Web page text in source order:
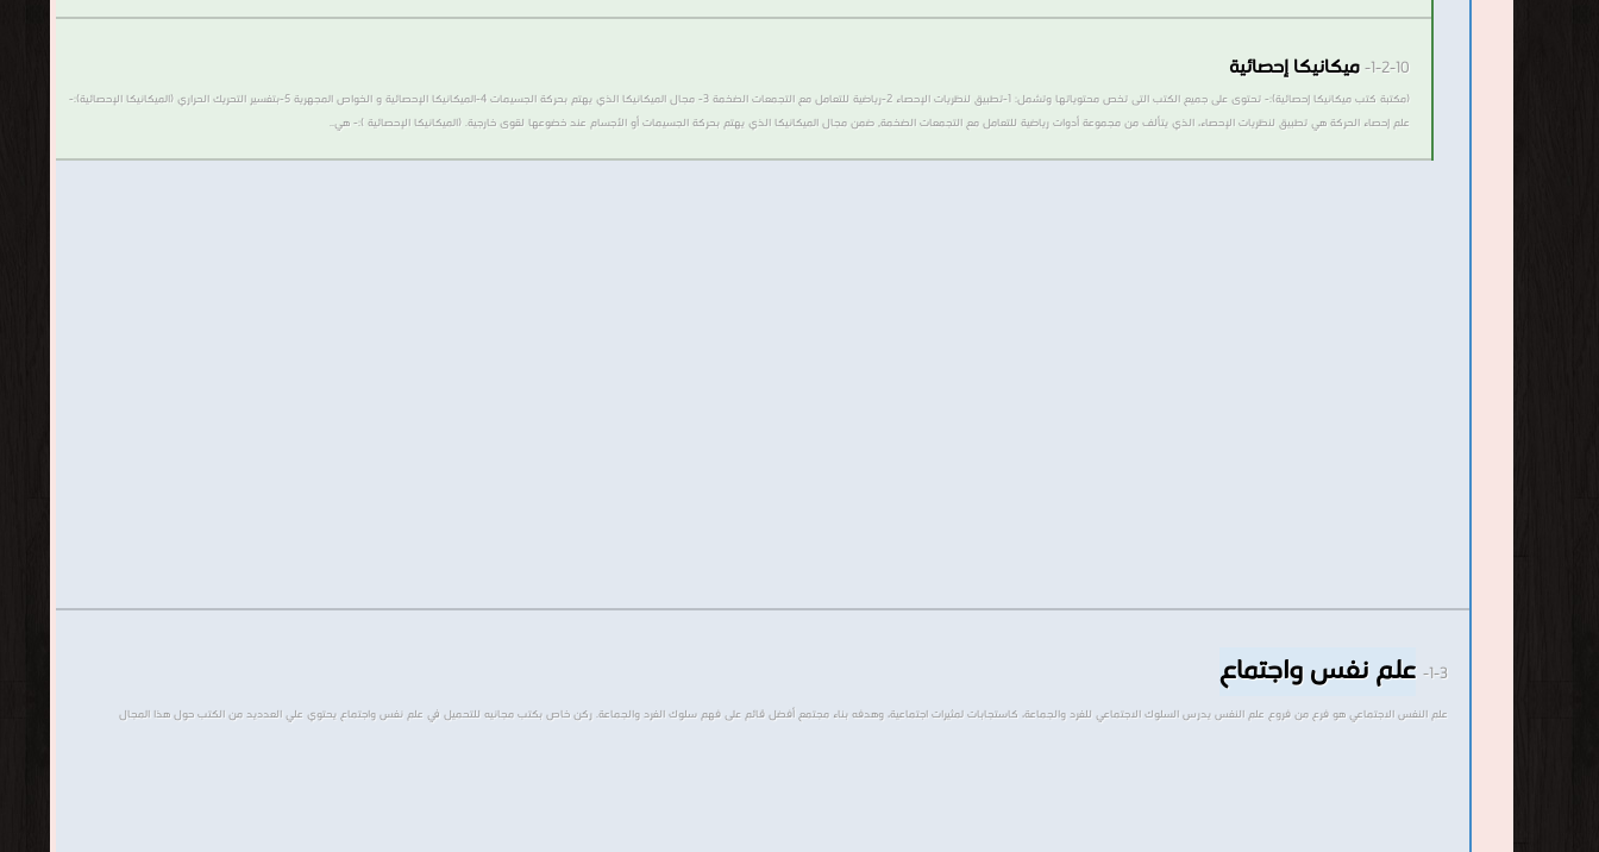
1-2-10- ميكانيكا إحصائية
(مكتبة كتب ميكانيكا إحصائية):- تحتوى على جميع الكتب التى تخص محتوياتها وتشمل: 1-تطبيق لنظريات الإحصاء 2-رياضية للتعامل مع التجمعات الضخمة 3- مجال الميكانيكا الذي يهتم بحركة الجسيمات 4-الميكانيكا الإحصائية و الخواص المجهرية 5-بتفسير التحريك الحراري (الميكانيكا الإحصائية):-
علم إحصاء الحركة هي تطبيق لنظريات الإحصاء، الذي يتألف من مجموعة أدوات رياضية للتعامل مع التجمعات الضخمة, ضمن مجال الميكانيكا الذي يهتم بحركة الجسيمات أو الأجسام عند خضوعها لقوى خارجية. (الميكانيكا الإحصائية ):- هي..
1-3- علم نفس واجتماع
علم النفس الاجتماعي هو فرع من فروع علم النفس يدرس السلوك الاجتماعي للفرد والجماعة، كاستجابات لمثيرات اجتماعية، وهدفه بناء مجتمع أفضل قائم على فهم سلوك الفرد والجماعة. ركن خاص بكتب مجانيه للتحميل في علم نفس واجتماع يحتوي علي العدديد من الكتب حول هذا المجال